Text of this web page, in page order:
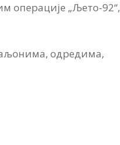
операције „Љето-92“,
одредима,